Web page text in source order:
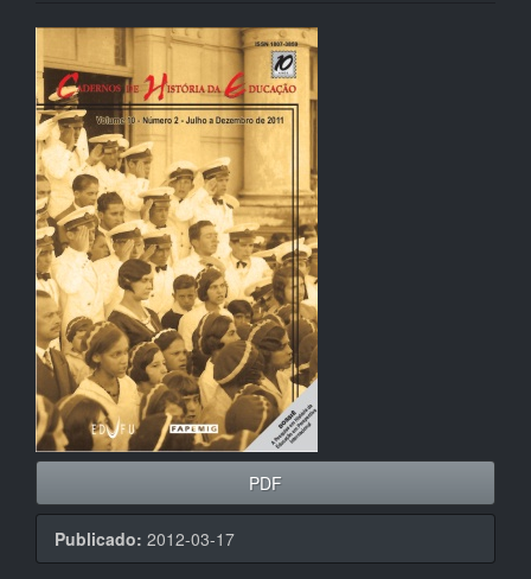
Barra
lateral
de
artigos
PDF
Publicado: 2012-03-17